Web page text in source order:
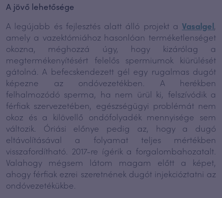
A jövő lehetősége
A legújabb és fejlesztés alatt álló projekt a Vasalgel,
amely a vazektómiához hasonlóan terméketlenséget
okozna, méghozzá úgy, hogy kizárólag a
megtermékenyítésért felelős spermiumok kiürülését
gátolná. A befecskendezett gél egy rugalmas dugót
képezne az ondóvezetékben. A herékben
felhalmozódó sperma, ha nem ürül ki, felszívódik a
férfiak szervezetében, egészségügyi problémát nem
okoz és a kilövellő ondófolyadék mennyisége sem
változik. Óriási előnye pedig az, hogy a dugó
eltávolításával a folyamat teljes mértékben
visszafordítható. 2017-re ígérik a forgalombahozatalt.
Valahogy mégsem látom magam előtt a képet,
ahogy férfiak ezrei szeretnének dugót injekcióztatni az
ondóvezetékükbe.